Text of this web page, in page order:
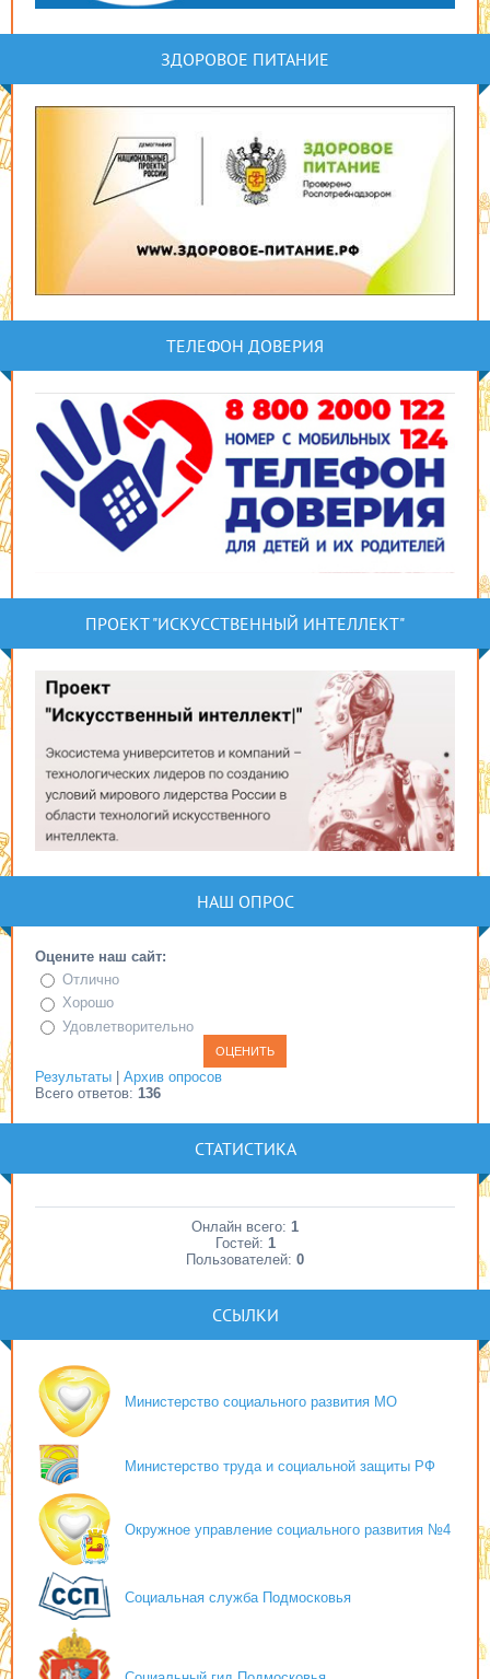
ЗДОРОВОЕ ПИТАНИЕ
ТЕЛЕФОН ДОВЕРИЯ
ПРОЕКТ "ИСКУССТВЕННЫЙ ИНТЕЛЛЕКТ"
НАШ ОПРОС
Оцените наш сайт:
Отлично
Хорошо
Удовлетворительно
Результаты
Архив опросов
Всего ответов: 136
СТАТИСТИКА
Онлайн всего: 1
Гостей: 1
Пользователей: 0
ССЫЛКИ
Министерство социального развития МО
Министерство труда и социальной защиты РФ
Окружное управление социального развития №4
Социальная служба Подмосковья